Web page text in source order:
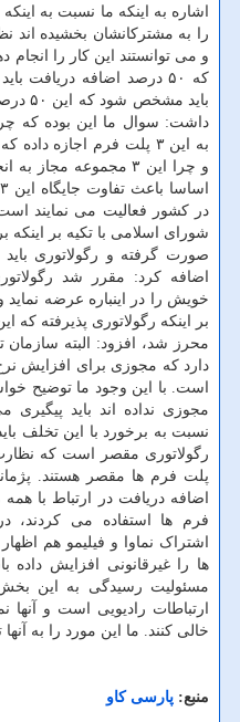
اشاره به اینکه ما نسبت به
را به مشترکانشان بخشیده اند
و می توانستند این کار را
که ۵۰ درصد اضافه دریافت
باید
داشت: سوال ما این بوده که
به این ۳ پلت فرم اجازه
و چرا این ۳ مجموعه
در کشور فعالیت می نمایند
شورای اسلامی‬ با تکیه بر
صورت گرفته و رگولاتوری
خویش را در اینباره عرضه
بر اینکه رگولاتوری پذیرفته
محرز شد، افزود: البته سازمان
دارد که مجوزی برای افزایش نرخ
است. با این وجود ما توضیح
مجوزی نداده اند باید پیگیری
نسبت به برخورد با این تخلف
رگولاتوری مقصر است که
پلت فرم ها مقصر هستند.
اضافه دریافت در ارتباط با
فرم ها استفاده می کردند،
اشتراک نماوا و فیلیمو هم
ها را غیرقانونی افزایش داده
مسئولیت رسیدگی به این
ارتباطات رادیویی است و آنها
خالی کنند. ما این مورد را به آنها
منبع: پارسی كاو